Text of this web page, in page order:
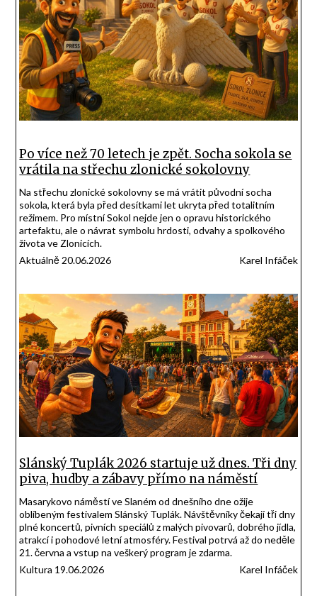
Po více než 70 letech je zpět. Socha sokola se
vrátila na střechu zlonické sokolovny
Na střechu zlonické sokolovny se má vrátit původní socha
sokola, která byla před desítkami let ukryta před totalitním
režimem. Pro místní Sokol nejde jen o opravu historického
artefaktu, ale o návrat symbolu hrdosti, odvahy a spolkového
života ve Zlonicích.
Aktuálně 20.06.2026
Karel Infáček
Slánský Tuplák 2026 startuje už dnes. Tři dny
piva, hudby a zábavy přímo na náměstí
Masarykovo náměstí ve Slaném od dnešního dne ožije
oblíbeným festivalem Slánský Tuplák. Návštěvníky čekají tři dny
plné koncertů, pivních speciálů z malých pivovarů, dobrého jídla,
atrakcí i pohodové letní atmosféry. Festival potrvá až do neděle
21. června a vstup na veškerý program je zdarma.
Kultura 19.06.2026
Karel Infáček